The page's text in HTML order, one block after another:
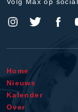
Home
Nieuws
Kalender
Over